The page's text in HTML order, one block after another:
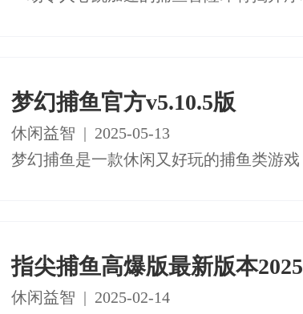
梦幻捕鱼官方v5.10.5版
休闲益智 | 2025-05-13
指尖捕鱼高爆版最新版本2025
休闲益智 | 2025-02-14